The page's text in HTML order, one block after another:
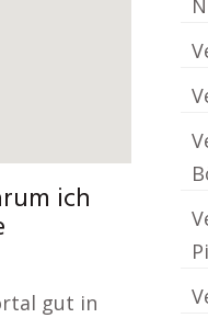
ich
gut in